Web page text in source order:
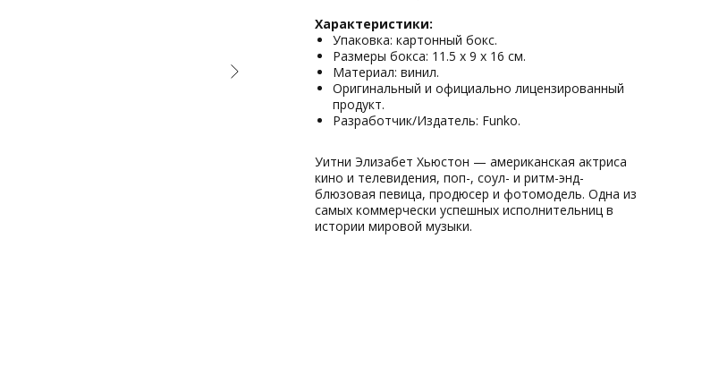
Характеристики:
Упаковка: картонный бокс.
Размеры бокса: 11.5 х 9 х 16 см.
Материал: винил.
Оригинальный и официально лицензированный
продукт.
Разработчик/Издатель: Funko.
Уитни Элизабет Хьюстон — американская актриса
кино и телевидения, поп-, соул- и ритм-энд-
блюзовая певица, продюсер и фотомодель. Одна из
самых коммерчески успешных исполнительниц в
истории мировой музыки.